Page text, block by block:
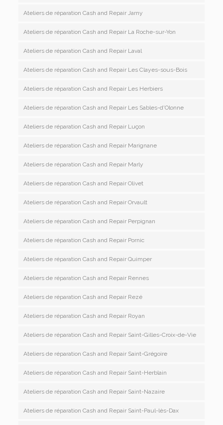
Ateliers de réparation Cash and Repair Jarny
Ateliers de réparation Cash and Repair La Roche-sur-Yon
Ateliers de réparation Cash and Repair Laval
Ateliers de réparation Cash and Repair Les Clayes-sous-Bois
Ateliers de réparation Cash and Repair Les Herbiers
Ateliers de réparation Cash and Repair Les Sables-d'Olonne
Ateliers de réparation Cash and Repair Luçon
Ateliers de réparation Cash and Repair Marignane
Ateliers de réparation Cash and Repair Marly
Ateliers de réparation Cash and Repair Olivet
Ateliers de réparation Cash and Repair Orvault
Ateliers de réparation Cash and Repair Perpignan
Ateliers de réparation Cash and Repair Pornic
Ateliers de réparation Cash and Repair Quimper
Ateliers de réparation Cash and Repair Rennes
Ateliers de réparation Cash and Repair Rezé
Ateliers de réparation Cash and Repair Royan
Ateliers de réparation Cash and Repair Saint-Gilles-Croix-de-Vie
Ateliers de réparation Cash and Repair Saint-Grégoire
Ateliers de réparation Cash and Repair Saint-Herblain
Ateliers de réparation Cash and Repair Saint-Nazaire
Ateliers de réparation Cash and Repair Saint-Paul-lès-Dax